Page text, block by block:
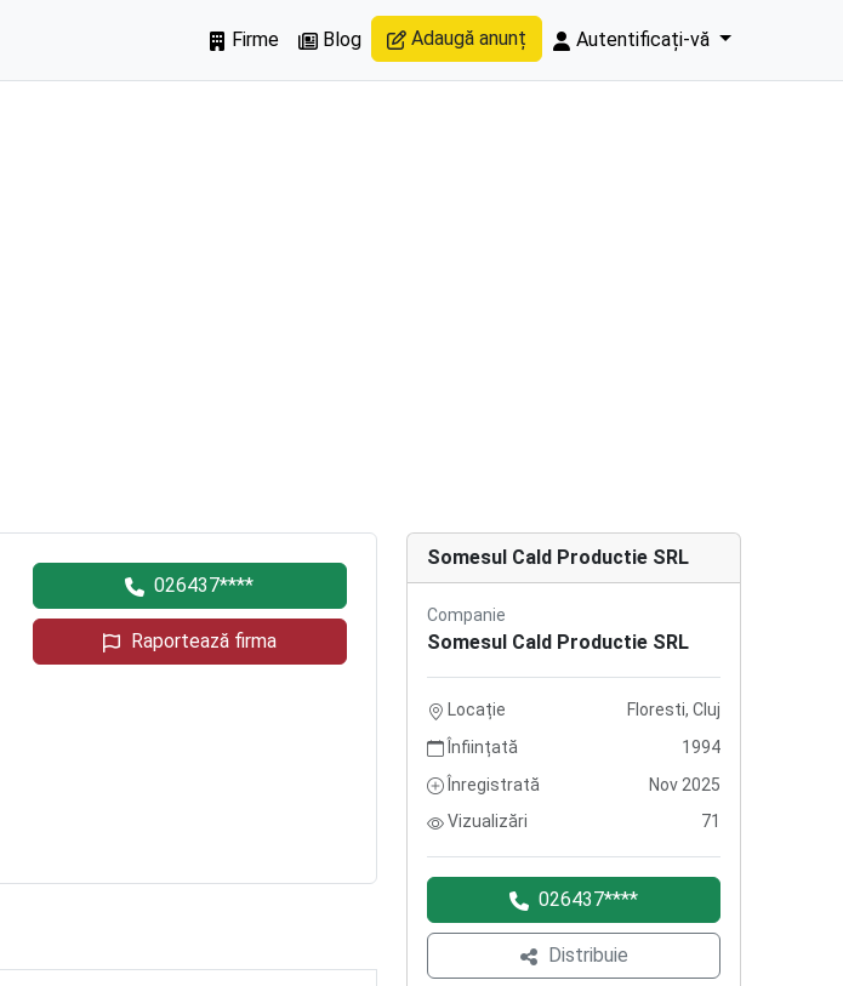
Firme
Blog Adaugă anunț Autentificați-vă
026437****
Raportează firma
Somesul Cald Productie SRL
Companie
Somesul Cald Productie SRL
Locație
Floresti, Cluj
Înființată
1994
Înregistrată
Nov 2025
Vizualizări
71
026437****
Distribuie